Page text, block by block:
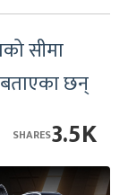
सीमा
छन्
3.5K
SHARES